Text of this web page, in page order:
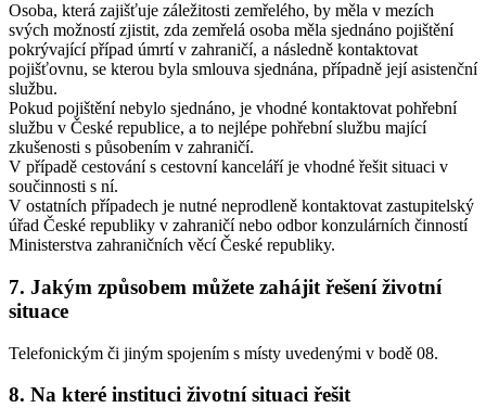
Osoba, která zajišťuje záležitosti zemřelého, by měla v mezích
svých možností zjistit, zda zemřelá osoba měla sjednáno pojištění
pokrývající případ úmrtí v zahraničí, a následně kontaktovat
pojišťovnu, se kterou byla smlouva sjednána, případně její asistenční
službu.
Pokud pojištění nebylo sjednáno, je vhodné kontaktovat pohřební
službu v České republice, a to nejlépe pohřební službu mající
zkušenosti s působením v zahraničí.
V případě cestování s cestovní kanceláří je vhodné řešit situaci v
součinnosti s ní.
V ostatních případech je nutné neprodleně kontaktovat zastupitelský
úřad České republiky v zahraničí nebo odbor konzulárních činností
Ministerstva zahraničních věcí České republiky.
7. Jakým způsobem můžete zahájit řešení životní
situace
Telefonickým či jiným spojením s místy uvedenými v bodě 08.
8. Na které instituci životní situaci řešit